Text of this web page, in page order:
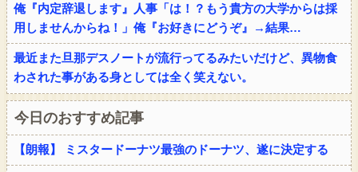
俺『内定辞退します』人事「は！？もう貴方の大学からは採
用しませんからね！」俺『お好きにどうぞ』→結果…
最近また旦那デスノートが流行ってるみたいだけど、異物食
わされた事がある身としては全く笑えない。
今日のおすすめ記事
【朗報】 ミスタードーナツ最強のドーナツ、遂に決定する